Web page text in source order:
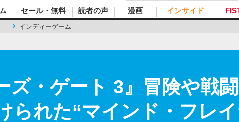
インディーゲーム
セール・無料 読者の声 漫画 インサイド
ズ・ゲート 3』冒険や戦
られた“マインド・フレ